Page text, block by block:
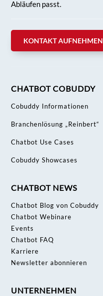
Abläufen passt.
KONTAKT AUFNEHMEN
CHATBOT COBUDDY
Cobuddy Informationen
Branchenlösung „Reinbert“
Chatbot Use Cases
Cobuddy Showcases
CHATBOT NEWS
Chatbot Blog von Cobuddy
Chatbot Webinare
Events
Chatbot FAQ
Karriere
Newsletter abonnieren
UNTERNEHMEN